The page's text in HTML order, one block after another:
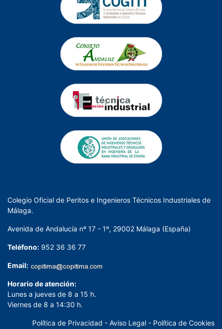
Colegio Oficial de Peritos e Ingenieros Técnicos Industriales de
Málaga.
Avenida de Andalucía nº 17 - 1º, 29002 Málaga (España)
Teléfono: 952 36 36 77
Email:
Horario de atención:
Lunes a jueves de 8 a 15 h.
Viernes de 8 a 14:30 h.
Política de Privacidad - Aviso Legal - Política de Cookies